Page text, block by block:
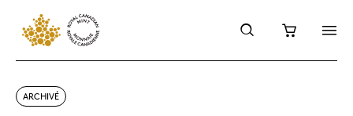
ARCHIVÉ